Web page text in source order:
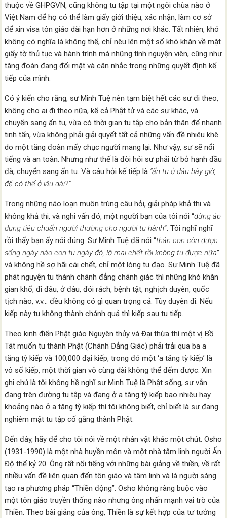
thuộc về GHPGVN, cũng không tu tập tại một ngôi chùa nào ở
Việt Nam để họ có thể làm giấy giới thiệu, xác nhận, làm cơ sở
để xin visa tôn giáo dài hạn hơn ở những nơi khác. Tất nhiên, khó
không có nghĩa là không thể, chỉ nêu lên một số khó khăn về mặt
giấy tờ thủ tục và hành trình mà những tình nguyện viên, cũng như
tăng đoàn đang đối mặt và cân nhắc trong những quyết định kế
tiếp của mình.
Có ý kiến cho rằng, sư Minh Tuệ nên tạm biệt hết các sư đi theo,
không cho ai đi theo nữa, kể cả Phật tử và các sư khác, và
chuyển sang ẩn tu, vừa có thời gian tu tập cho bản thân để nhanh
tinh tấn, vừa không phải giải quyết tất cả những vấn đề nhiêu khê
do một tăng đoàn mấy chục người mang lại. Như vậy, sư sẽ nổi
tiếng và an toàn. Nhưng như thế là đòi hỏi sư phải từ bỏ hạnh đầu
đà, chuyển sang ẩn tu. Và câu hỏi kế tiếp là “ẩn tu ở đâu bây giờ,
để có thể ở lâu dài?”
Trong những náo loạn muôn trùng câu hỏi, giải pháp khả thi và
không khả thi, và nghi vấn đó, một người bạn của tôi nói “đừng áp
dụng tiêu chuẩn người thường cho người tu hành“. Tôi nghĩ nghĩ
rồi thấy bạn ấy nói đúng. Sư Minh Tuệ đã nói “thân con còn được
sống ngày nào con tu ngày đó, lỡ mai chết rồi không tu được nữa”
và không hề sợ hãi cái chết, chỉ một lòng tu đạo. Sư Minh Tuệ đã
phát nguyện tu thành chánh đẳng chánh giác thì những khó khăn
gian khổ, đi đâu, ở đâu, đói rách, bệnh tật, nghịch duyên, quốc
tịch nào, v.v… đều không có gì quan trọng cả. Tùy duyên đi. Nếu
kiếp này tu không thành chánh quả thì kiếp sau tu tiếp.
Theo kinh điển Phật giáo Nguyên thủy và Đại thừa thì một vị Bồ
Tát muốn tu thành Phật (Chánh Đẳng Giác) phải trải qua ba a
tăng tỳ kiếp và 100,000 đại kiếp, trong đó một ‘a tăng tỳ kiếp’ là
vô số kiếp, một thời gian vô cùng dài không thể đếm được. Xin
ghi chú là tôi không hề nghĩ sư Minh Tuệ là Phật sống, sư vẫn
đang trên đường tu tập và đang ở a tăng tỳ kiếp bao nhiêu hay
khoảng nào ở a tăng tỳ kiếp thì tôi không biết, chỉ biết là sư đang
nghiêm mật tu tập cố gắng thành Phật.
Đến đây, hãy để cho tôi nói về một nhân vật khác một chút. Osho
(1931-1990) là một nhà huyền môn và một nhà tâm linh người Ấn
Độ thế kỷ 20. Ông rất nổi tiếng với những bài giảng về thiền, về rất
nhiều vấn đề liên quan đến tôn giáo và tâm linh và là người sáng
tạo ra phương pháp “Thiền động”. Osho không ràng buộc vào
một tôn giáo truyền thống nào nhưng ông nhấn mạnh vai trò của
Thiền. Theo bài giảng của ông, Thiền là sự kết hợp của tư tưởng